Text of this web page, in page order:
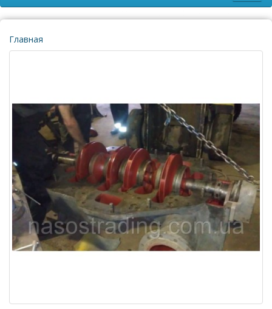
Главная